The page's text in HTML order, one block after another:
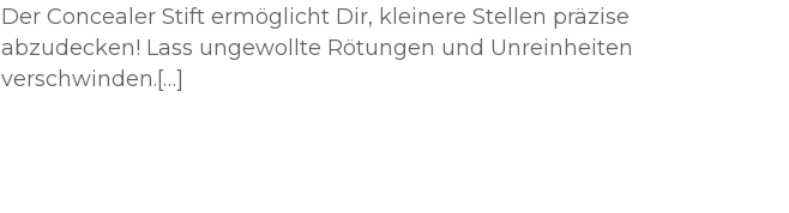
Der Concealer Stift ermöglicht Dir, kleinere Stellen präzise
abzudecken! Lass ungewollte Rötungen und Unreinheiten
verschwinden.[…]